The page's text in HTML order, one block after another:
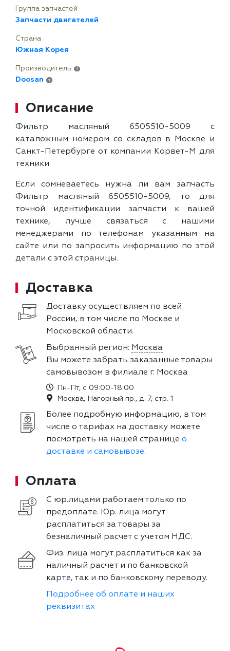
Группа запчастей
Запчасти двигателей
Страна
Южная Корея
Производитель ?
Doosan ?
Описание
Фильтр масляный 6505510-5009 с
каталожным номером со складов в Москве и
Санкт-Петербурге от компании Корвет-М для
техники
Если сомневаетесь нужна ли вам запчасть
Фильтр масляный 6505510-5009, то для
точной идентификации запчасти к вашей
технике, лучше связаться с нашими
менеджерами по телефонам указанным на
сайте или по запросить информацию по этой
детали с этой страницы.
Доставка
Доставку осуществляем по всей
России, в том числе по Москве и
Московской области.
Выбранный регион: Москва
Вы можете забрать заказанные товары
самовывозом в филиале г. Москва
Пн-Пт, с 09:00-18:00
Москва, Нагорный пр., д. 7, стр. 1
Более подробную информацию, в том
числе о тарифах на доставку можете
посмотреть на нашей странице о
доставке и самовывозе.
Оплата
С юр.лицами работаем только по
предоплате. Юр. лица могут
расплатиться за товары за
безналичный расчет с учетом НДС.
Физ. лица могут расплатиться как за
наличный расчет и по банковской
карте, так и по банковскому переводу.
Подробнее об оплате и наших
реквизитах